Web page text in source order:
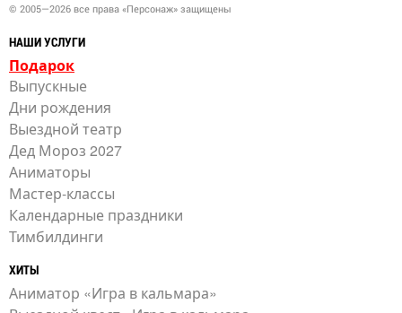
© 2005—2026 все права «Персонаж» защищены
НАШИ УСЛУГИ
Подарок
Выпускные
Дни рождения
Выездной театр
Дед Мороз 2027
Аниматоры
Мастер-классы
Календарные праздники
Тимбилдинги
ХИТЫ
Аниматор «Игра в кальмара»